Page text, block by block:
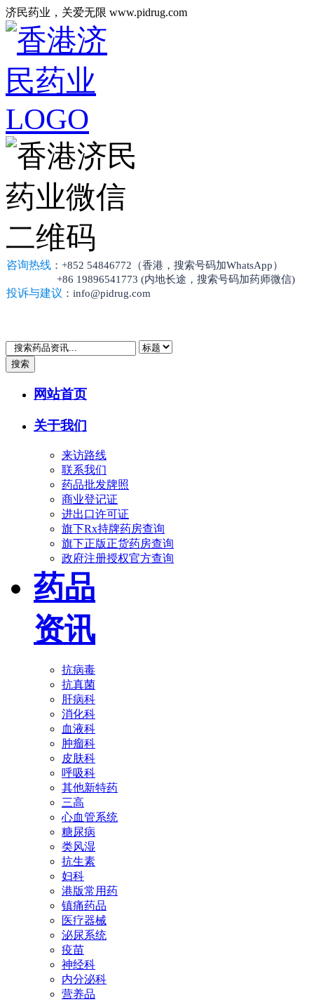
济民药业，关爱无限 www.pidrug.com
咨询热线 ：+852 54846772（香港，搜索号码加WhatsApp）
+86 19896541773 (内地长途，搜索号码加药师微信)
投诉与建议 ：info@pidrug.com
搜索
网站首页
关于我们
来访路线
联系我们
药品批发牌照
商业登记证
进出口许可证
旗下Rx持牌药房查询
旗下正版正货药房查询
政府注册授权官方查询
药品
资讯
抗病毒
抗真菌
肝病科
消化科
血液科
肿瘤科
皮肤科
呼吸科
其他新特药
三高
心血管系统
糖尿病
类风湿
抗生素
妇科
港版常用药
镇痛药品
医疗器械
泌尿系统
疫苗
神经科
内分泌科
营养品